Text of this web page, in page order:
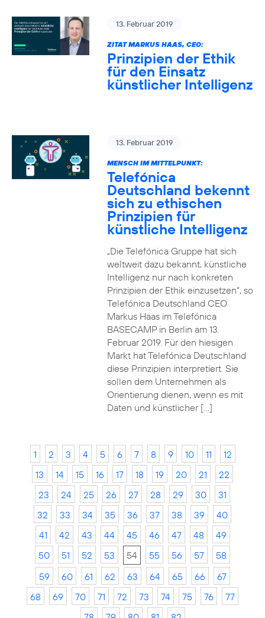
13. Februar 2019
ZITAT MARKUS HAAS, CEO:
Prinzipien der Ethik
für den Einsatz
künstlicher Intelligenz
13. Februar 2019
MENSCH IM MITTELPUNKT:
Telefónica
Deutschland bekennt
sich zu ethischen
Prinzipien für
künstliche Intelligenz
„Die Telefónica Gruppe hat sich
weltweit dazu bekannt, künstliche
Intelligenz nur nach konkreten
Prinzipien der Ethik einzusetzen“, so
Telefónica Deutschland CEO
Markus Haas im Telefónica
BASECAMP in Berlin am 13.
Februar 2019. Für den hiesigen
Markt hat Telefónica Deutschland
diese Prinzipien interpretiert. Sie
sollen dem Unternehmen als
Orientierung dienen, wenn es mit
Daten und künstlicher […]
1 2 3 4 5 6 7 8 9 10 11
12
13
14 15 16 17 18 19 20 21
22
23
24 25 26 27 28 29 30
31
32
33 34 35 36 37 38 39
40
41
42 43 44 45 46 47 48
49
50
51 52 53 54 55 56 57
58
59
60 61 62 63 64 65 66
67
68
69 70 71 72 73 74 75 76
77